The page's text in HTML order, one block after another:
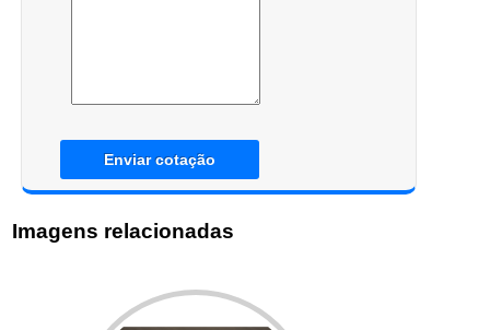
Enviar cotação
Imagens relacionadas